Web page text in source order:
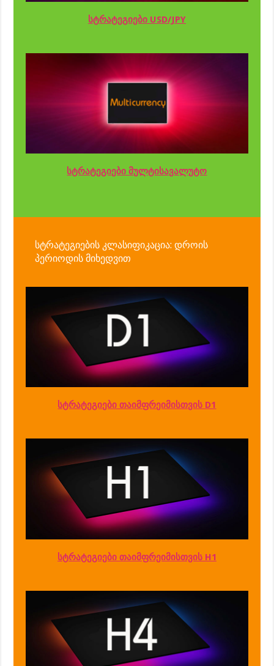
სტრატეგიები USD/JPY
სტრატეგიები მულტისავალუტო
სტრატეგიების კლასიფიკაცია: დროის
პერიოდის მიხედვით
სტრატეგიები თაიმფრეიმისთვის D1
სტრატეგიები თაიმფრეიმისთვის H1